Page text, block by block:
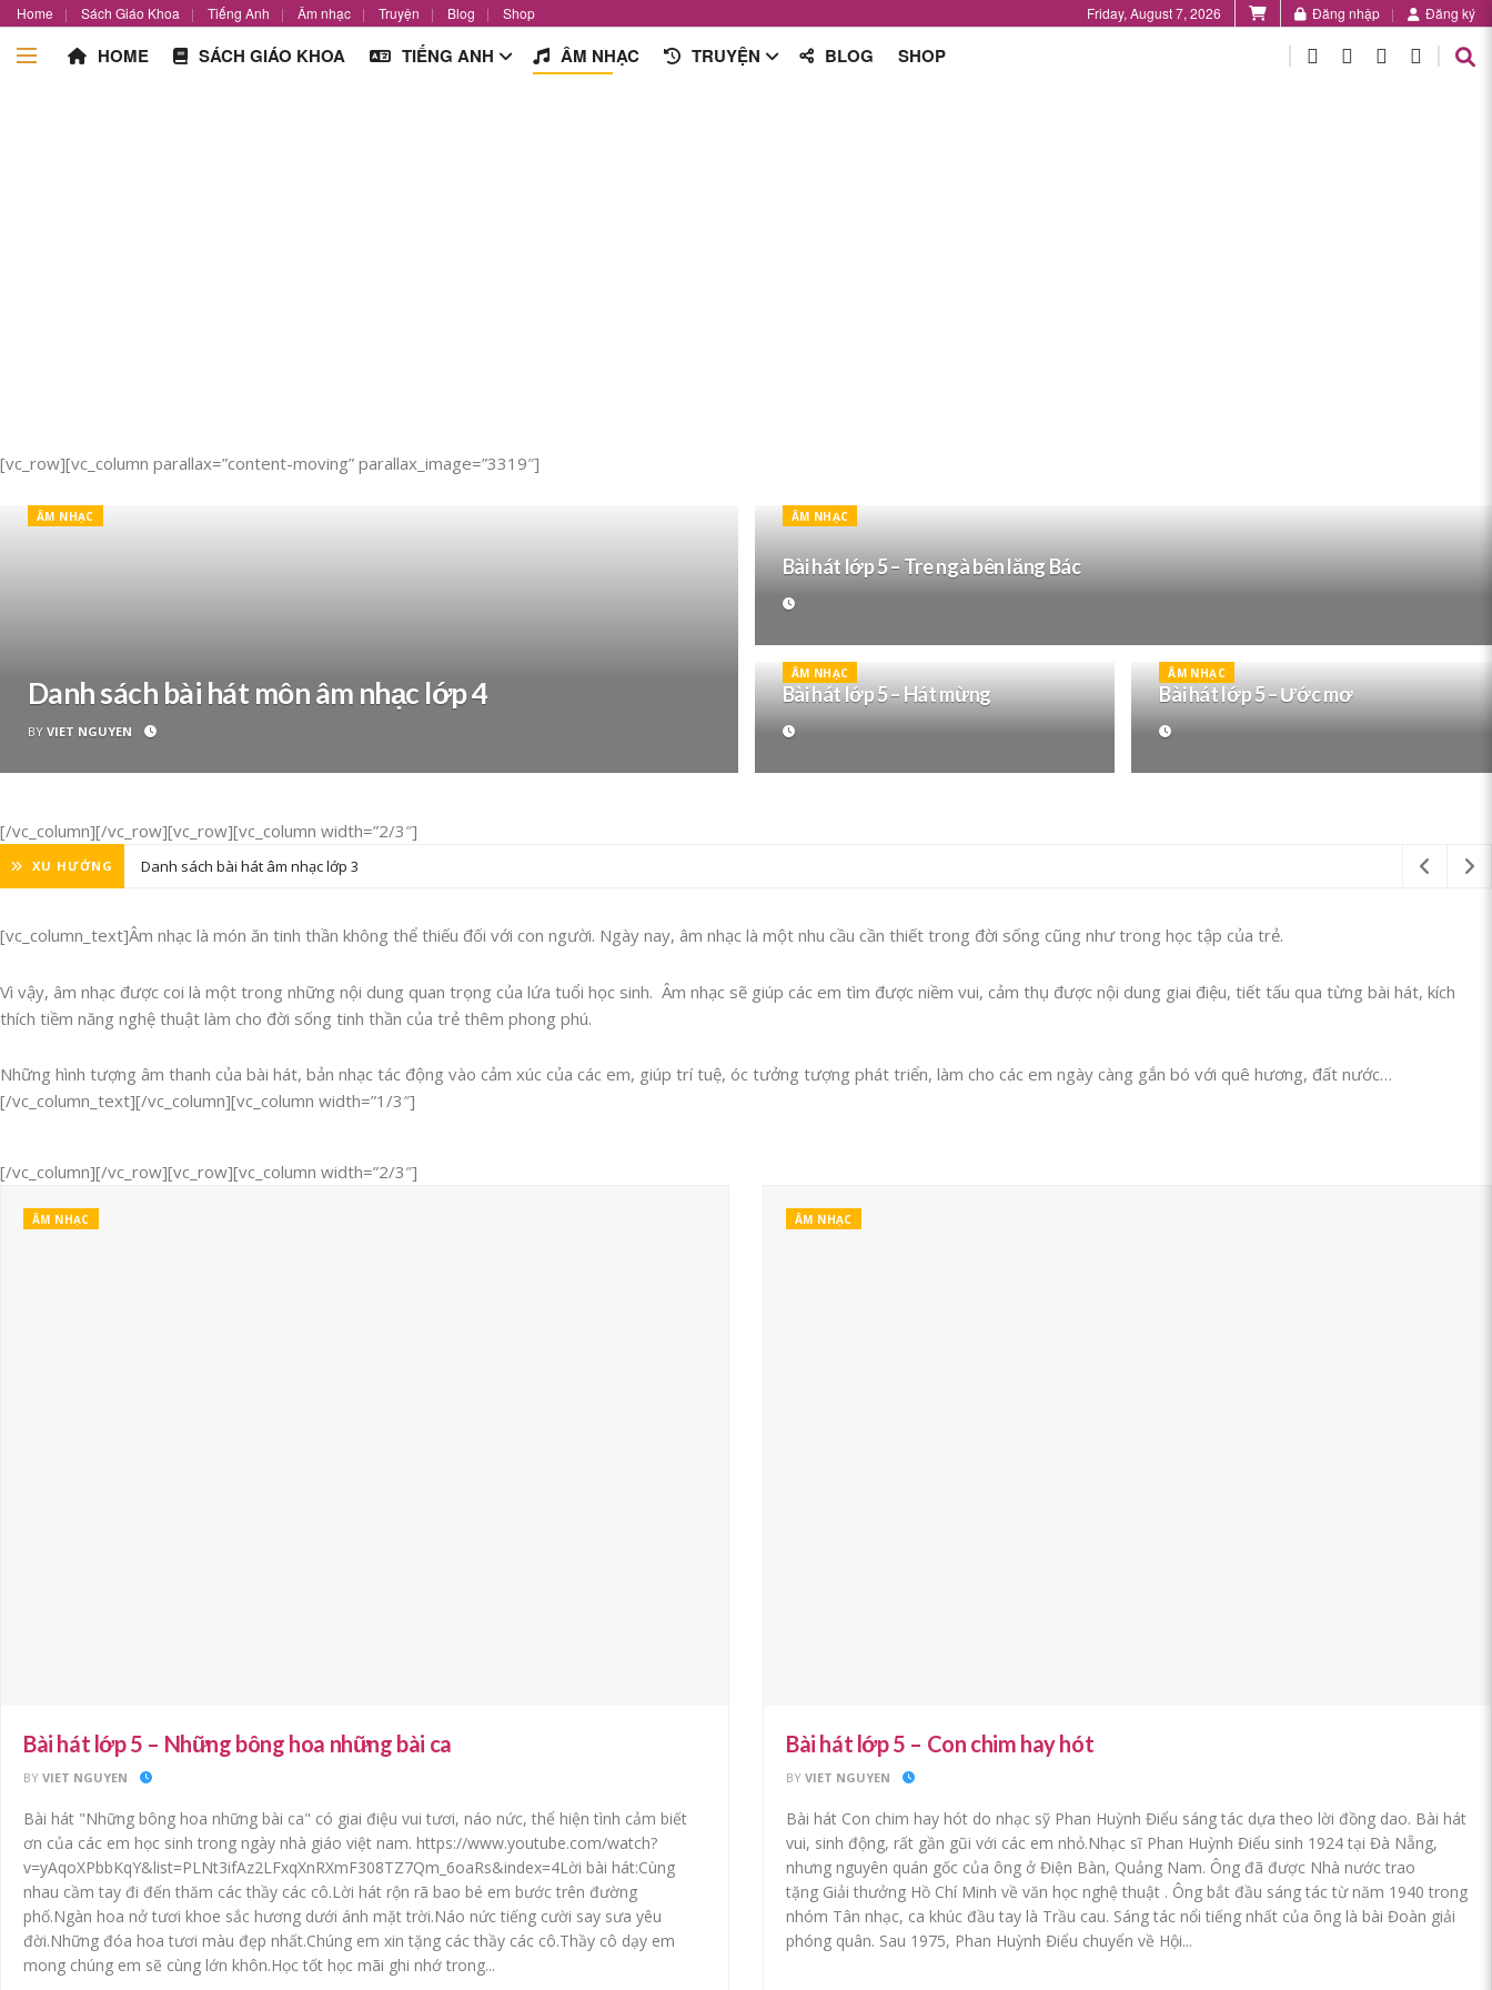
Home Sách Giáo Khoa Tiếng Anh Âm nhạc Truyện Blog Shop Friday, August 7, 2026 Đăng nhập Đăng ký
HOME SÁCH GIÁO KHOA TIẾNG ANH ÂM NHẠC TRUYỆN BLOG SHOP
[vc_row][vc_column parallax=”content-moving” parallax_image=”3319″]
ÂM NHẠC
Danh sách bài hát môn âm nhạc lớp 4
BY VIET NGUYEN
ÂM NHẠC
Bài hát lớp 5 – Tre ngà bên lăng Bác
ÂM NHẠC
Bài hát lớp 5 – Hát mừng
ÂM NHẠC
Bài hát lớp 5 – Ước mơ
[/vc_column][/vc_row][vc_row][vc_column width=”2/3″]
XU HƯỚNG Danh sách bài hát âm nhạc lớp 3
[vc_column_text]Âm nhạc là món ăn tinh thần không thể thiếu đối với con người. Ngày nay, âm nhạc là một nhu cầu cần thiết trong đời sống cũng như trong học tập của trẻ.
Vì vậy, âm nhạc được coi là một trong những nội dung quan trọng của lứa tuổi học sinh. Âm nhạc sẽ giúp các em tìm được niềm vui, cảm thụ được nội dung giai điệu, tiết tấu qua từng bài hát, kích
thích tiềm năng nghệ thuật làm cho đời sống tinh thần của trẻ thêm phong phú.
Những hình tượng âm thanh của bài hát, bản nhạc tác động vào cảm xúc của các em, giúp trí tuệ, óc tưởng tượng phát triển, làm cho các em ngày càng gắn bó với quê hương, đất nước…
[/vc_column_text][/vc_column][vc_column width=”1/3″]
[/vc_column][/vc_row][vc_row][vc_column width=”2/3″]
ÂM NHẠC
Bài hát lớp 5 – Những bông hoa những bài ca
BY VIET NGUYEN
Bài hát "Những bông hoa những bài ca" có giai điệu vui tươi, náo nức, thể hiện tình cảm biết
ơn của các em học sinh trong ngày nhà giáo việt nam. https://www.youtube.com/watch?
v=yAqoXPbbKqY&list=PLNt3ifAz2LFxqXnRXmF308TZ7Qm_6oaRs&index=4Lời bài hát:Cùng
nhau cầm tay đi đến thăm các thầy các cô.Lời hát rộn rã bao bé em bước trên đường
phố.Ngàn hoa nở tươi khoe sắc hương dưới ánh mặt trời.Náo nức tiếng cười say sưa yêu
đời.Những đóa hoa tươi màu đẹp nhất.Chúng em xin tặng các thầy các cô.Thầy cô dạy em
mong chúng em sẽ cùng lớn khôn.Học tốt học mãi ghi nhớ trong...
ÂM NHẠC
Bài hát lớp 5 – Con chim hay hót
BY VIET NGUYEN
Bài hát Con chim hay hót do nhạc sỹ Phan Huỳnh Điểu sáng tác dựa theo lời đồng dao. Bài hát
vui, sinh động, rất gần gũi với các em nhỏ.Nhạc sĩ Phan Huỳnh Điểu sinh 1924 tại Đà Nẵng,
nhưng nguyên quán gốc của ông ở Điện Bàn, Quảng Nam. Ông đã được Nhà nước trao
tặng Giải thưởng Hồ Chí Minh về văn học nghệ thuật . Ông bắt đầu sáng tác từ năm 1940 trong
nhóm Tân nhạc, ca khúc đầu tay là Trầu cau. Sáng tác nổi tiếng nhất của ông là bài Đoàn giải
phóng quân. Sau 1975, Phan Huỳnh Điểu chuyển về Hội...